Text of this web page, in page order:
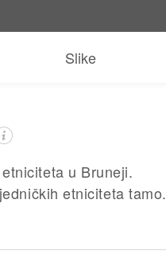
Slike
u Bruneji.
etniciteta tamo.